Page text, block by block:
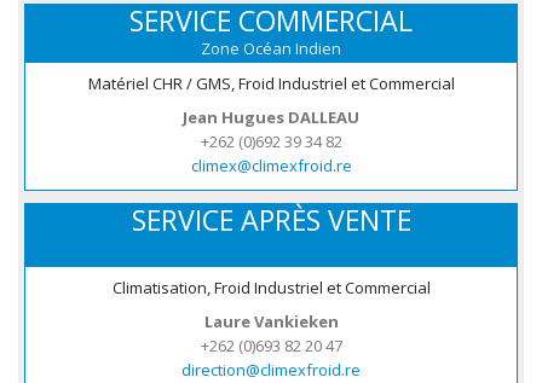
SERVICE COMMERCIAL
Zone Océan Indien
Matériel CHR / GMS, Froid Industriel et Commercial
Jean Hugues DALLEAU
+262 (0)692 39 34 82
climex@climexfroid.re
SERVICE APRÈS VENTE
Climatisation, Froid Industriel et Commercial
Laure Vankieken
+262 (0)693 82 20 47
direction@climexfroid.re